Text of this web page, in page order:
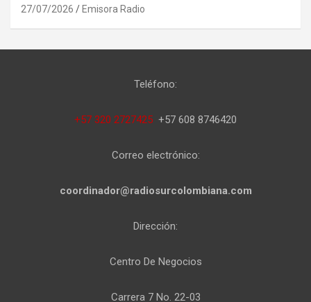
27/07/2026 Emisora Radio
Teléfono:
+57 320 2727425 +57 608 8746420
Correo electrónico:
coordinador@radiosurcolombiana.com
Dirección:
Centro De Negocios
Carrera 7 No. 22-03